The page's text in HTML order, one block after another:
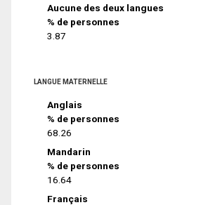
Aucune des deux langues
% de personnes
3.87
LANGUE MATERNELLE
Anglais
% de personnes
68.26
Mandarin
% de personnes
16.64
Français